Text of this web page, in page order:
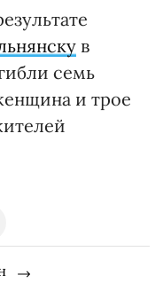
в
семь
и трое